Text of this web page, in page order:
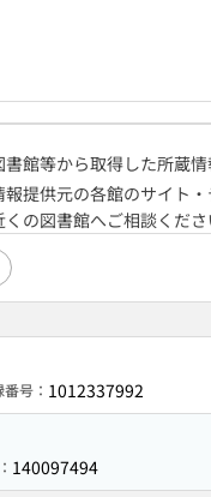
館等から取得した所蔵情
提供元の各館のサイト
の図書館へご相談くだ
号： 1012337992
140097494